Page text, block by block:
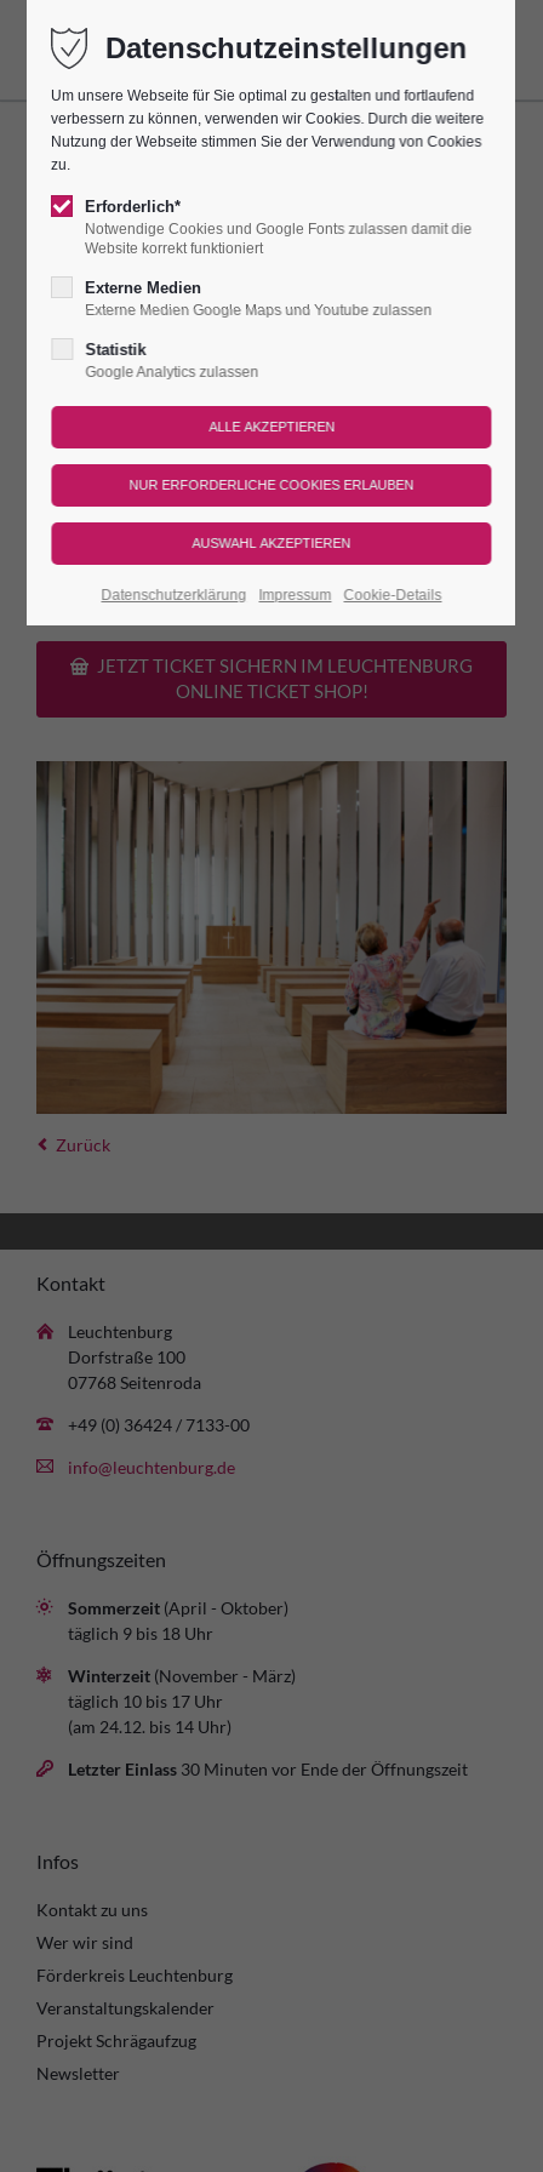
Datenschutzeinstellungen
Um unsere Webseite für Sie optimal zu gestalten und fortlaufend
verbessern zu können, verwenden wir Cookies. Durch die weitere
Nutzung der Webseite stimmen Sie der Verwendung von Cookies
zu.
Erforderlich*
Notwendige Cookies und Google Fonts zulassen damit die
Website korrekt funktioniert
Externe Medien
Externe Medien Google Maps und Youtube zulassen
Statistik
Google Analytics zulassen
Datenschutzerklärung Impressum Cookie-Details
ORGELSPIEL
Dieser Termin hatte sich alle 7 Tage bis zum 29.06.2025
wiederholt.
IMMER SONNTAGS ERKLINGT DIE
STEINMEYER-ORGEL
Immer sonntags erklingt die Steinmeyer-Orgel jeweils für eine
halbe Stunde für unsere Burggäste in der einzigartigen
Porzellan-Kirche. Organisten der Region zeigen ihr Können!
Dauer Preis
Kirche
ca. 30
Min.
JETZT TICKET SICHERN IM LEUCHTENBURG
ONLINE TICKET SHOP!
Zurück
Kontakt
Leuchtenburg
Dorfstraße 100
07768 Seitenroda
+49 (0) 36424 / 7133-00
info@leuchtenburg.de
Öffnungszeiten
Sommerzeit (April - Oktober)
täglich 9 bis 18 Uhr
Winterzeit (November - März)
täglich 10 bis 17 Uhr
(am 24.12. bis 14 Uhr)
Letzter Einlass 30 Minuten vor Ende der Öffnungszeit
Infos
Kontakt zu uns
Wer wir sind
Förderkreis Leuchtenburg
Veranstaltungskalender
Projekt Schrägaufzug
Newsletter